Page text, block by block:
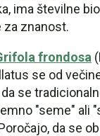
ima številne
za znanost.
frondosa
se od
se
"seme" ali
da se